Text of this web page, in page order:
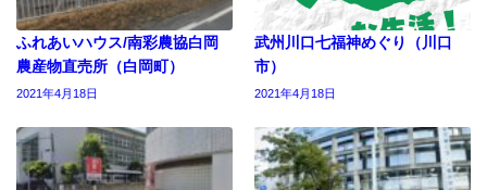
ふれあいハウス/南彩農協白岡
農産物直売所（白岡町）
2021年4月18日
武州川口七福神めぐり（川口
市）
2021年4月18日